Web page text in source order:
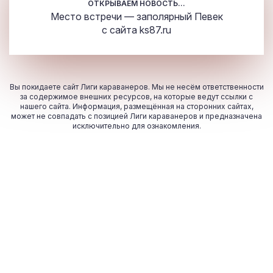
ОТКРЫВАЕМ НОВОСТЬ...
Место встречи — заполярный Певек
с сайта ks87.ru
Вы покидаете сайт Лиги караванеров. Мы не несём ответственности
за содержимое внешних ресурсов, на которые ведут ссылки с
нашего сайта. Информация, размещённая на сторонних сайтах,
может не совпадать с позицией Лиги караванеров и предназначена
исключительно для ознакомления.